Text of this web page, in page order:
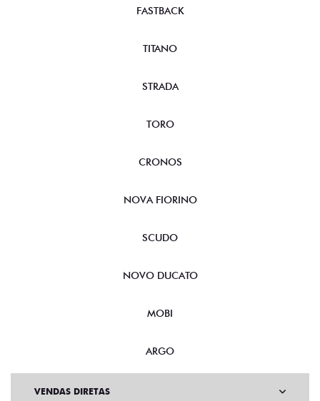
FASTBACK
TITANO
STRADA
TORO
CRONOS
NOVA FIORINO
SCUDO
NOVO DUCATO
MOBI
ARGO
VENDAS DIRETAS